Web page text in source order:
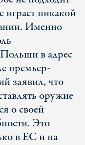
играет никакой
Именно
в адрес
премьер-
заявил, что
оружие
о своей
Это
в ЕС и на